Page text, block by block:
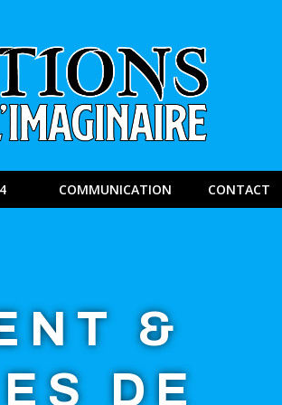
COMMUNICATION CONTACT
&
DE